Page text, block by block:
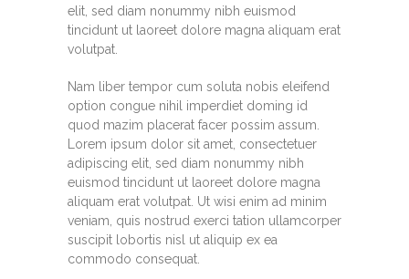
elit, sed diam nonummy nibh euismod
tincidunt ut laoreet dolore magna aliquam erat
volutpat.
Nam liber tempor cum soluta nobis eleifend
option congue nihil imperdiet doming id
quod mazim placerat facer possim assum.
Lorem ipsum dolor sit amet, consectetuer
adipiscing elit, sed diam nonummy nibh
euismod tincidunt ut laoreet dolore magna
aliquam erat volutpat. Ut wisi enim ad minim
veniam, quis nostrud exerci tation ullamcorper
suscipit lobortis nisl ut aliquip ex ea
commodo consequat.